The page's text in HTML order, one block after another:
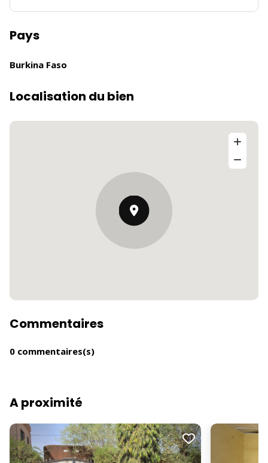
Pays
Burkina Faso
Localisation du bien
Commentaires
0 commentaires(s)
A proximité